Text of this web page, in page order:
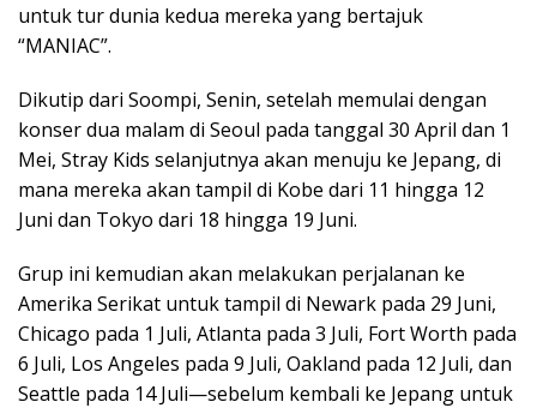
untuk tur dunia kedua mereka yang bertajuk
“MANIAC”.
Dikutip dari Soompi, Senin, setelah memulai dengan
konser dua malam di Seoul pada tanggal 30 April dan 1
Mei, Stray Kids selanjutnya akan menuju ke Jepang, di
mana mereka akan tampil di Kobe dari 11 hingga 12
Juni dan Tokyo dari 18 hingga 19 Juni.
Grup ini kemudian akan melakukan perjalanan ke
Amerika Serikat untuk tampil di Newark pada 29 Juni,
Chicago pada 1 Juli, Atlanta pada 3 Juli, Fort Worth pada
6 Juli, Los Angeles pada 9 Juli, Oakland pada 12 Juli, dan
Seattle pada 14 Juli—sebelum kembali ke Jepang untuk